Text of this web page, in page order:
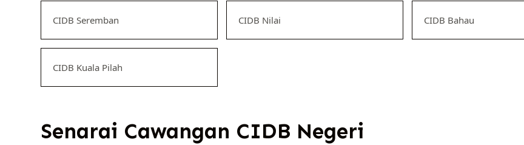
CIDB Seremban CIDB Nilai CIDB Bahau
CIDB Kuala Pilah
Senarai Cawangan CIDB Negeri